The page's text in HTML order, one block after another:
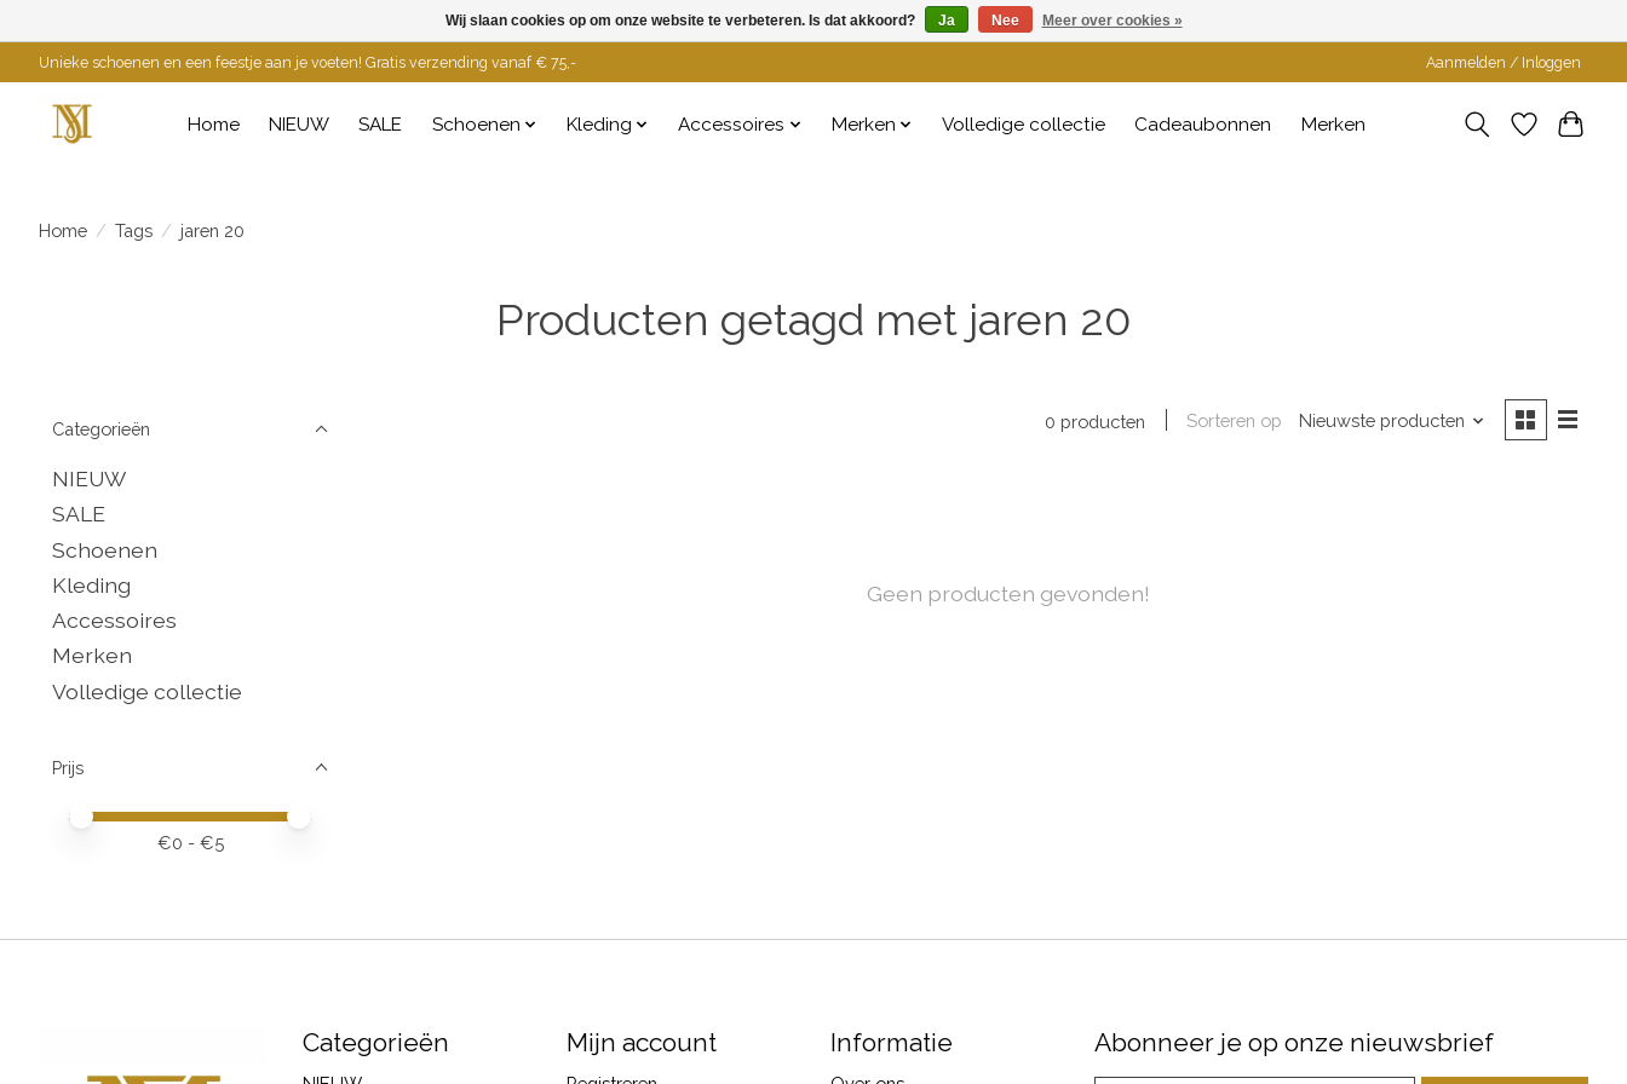
Unieke schoenen en een feestje aan je voeten! Gratis verzending vanaf € 75,- Aanmelden / Inloggen
Home NIEUW SALE Schoenen Kleding Accessoires Merken Volledige collectie Cadeaubonnen Merken
Home / Tags / jaren 20
Producten getagd met jaren 20
Categorieën
NIEUW
SALE
Schoenen
Kleding
Accessoires
Merken
Volledige collectie
Prijs
Minimale prijswaarde
Price maximum value
€0 - €5
0 producten Sorteren op Nieuwste producten
Geen producten gevonden!
Categorieën Mijn account Informatie Abonneer je op onze nieuwsbrief
Wij slaan cookies op om onze website te verbeteren. Is dat akkoord? Ja Nee Meer over cookies »